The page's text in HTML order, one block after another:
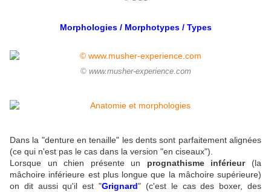
Morphologies / Morphotypes / Types
© www.musher-experience.com
Dans la "denture en tenaille" les dents sont parfaitement alignées
(ce qui n'est pas le cas dans la version "en ciseaux").
Lorsque un chien présente un prognathisme inférieur(la
mâchoire inférieure est plus longue que la mâchoire supérieure)
on dit aussi qu'il est "Grignard" (c'est le cas des boxer, des